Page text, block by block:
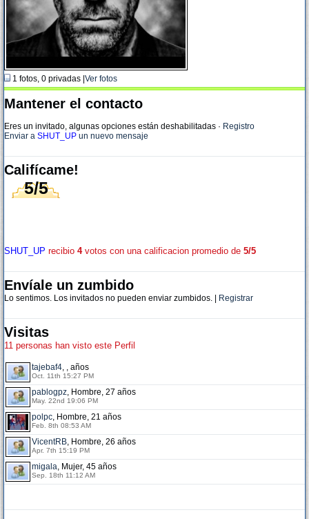
1 fotos, 0 privadas | Ver fotos
Mantener el contacto
Eres un invitado, algunas opciones están deshabilitadas · Registro
Enviar a SHUT_UP un nuevo mensaje
Califícame!
5/5
SHUT_UP recibio 4votos con una calificacion promedio de 5/5
Envíale un zumbido
Lo sentimos. Los invitados no pueden enviar zumbidos. | Registrar
Visitas
11 personas han visto este Perfil
tajebaf4, , años
Oct. 11th 15:27 PM
pablogpz, Hombre, 27 años
May. 22nd 19:06 PM
polpc, Hombre, 21 años
Feb. 8th 08:53 AM
VicentRB, Hombre, 26 años
Apr. 7th 15:19 PM
migala, Mujer, 45 años
Sep. 18th 11:12 AM